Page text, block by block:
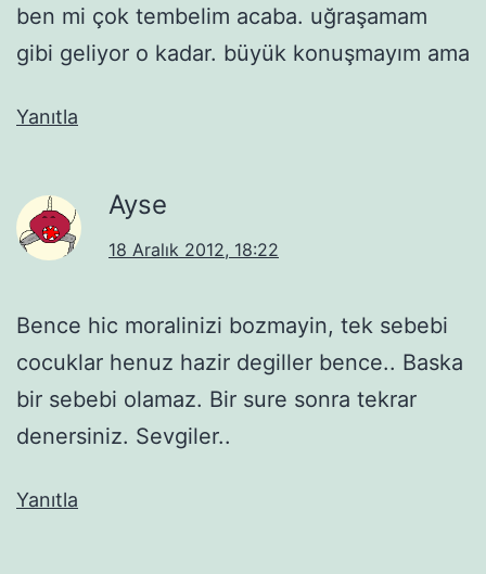
ben mi çok tembelim acaba. uğraşamam
gibi geliyor o kadar. büyük konuşmayım ama
Yanıtla
Ayse
18 Aralık 2012, 18:22
Bence hic moralinizi bozmayin, tek sebebi
cocuklar henuz hazir degiller bence.. Baska
bir sebebi olamaz. Bir sure sonra tekrar
denersiniz. Sevgiler..
Yanıtla